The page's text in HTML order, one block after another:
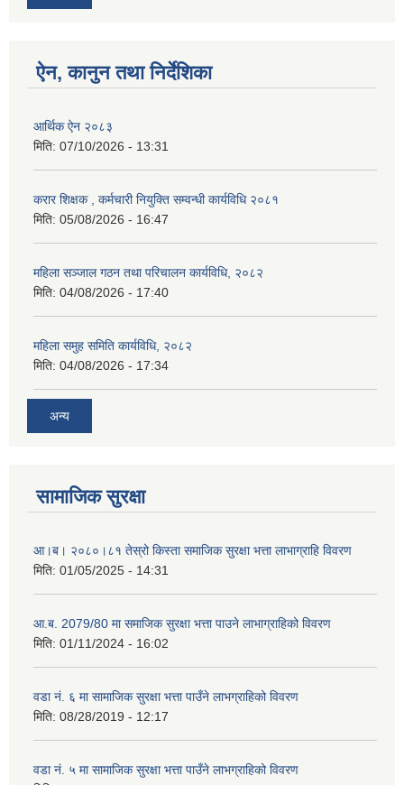
ऐन, कानुन तथा निर्देशिका
आर्थिक ऐन २०८३
मिति: 07/10/2026 - 13:31
करार शिक्षक , कर्मचारी नियुक्ति सम्वन्धी कार्यविधि २०८१
मिति: 05/08/2026 - 16:47
महिला सञ्जाल गठन तथा परिचालन कार्यविधि, २०८२
मिति: 04/08/2026 - 17:40
महिला समुह समिति कार्यविधि, २०८२
मिति: 04/08/2026 - 17:34
अन्य
सामाजिक सुरक्षा
आ।ब। २०८०।८१ तेस्रो किस्ता समाजिक सुरक्षा भत्ता लाभाग्राहि विवरण
मिति: 01/05/2025 - 14:31
आ.ब. 2079/80 मा समाजिक सुरक्षा भत्ता पाउने लाभाग्राहिको विवरण
मिति: 01/11/2024 - 16:02
वडा नं. ६ मा सामाजिक सुरक्षा भत्ता पाउँने लाभग्राहिको विवरण
मिति: 08/28/2019 - 12:17
वडा नं. ५ मा सामाजिक सुरक्षा भत्ता पाउँने लाभग्राहिको विवरण